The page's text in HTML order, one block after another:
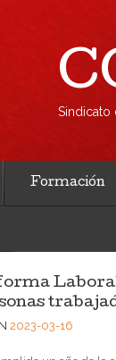
Sindicato
Formación
2023-03-16